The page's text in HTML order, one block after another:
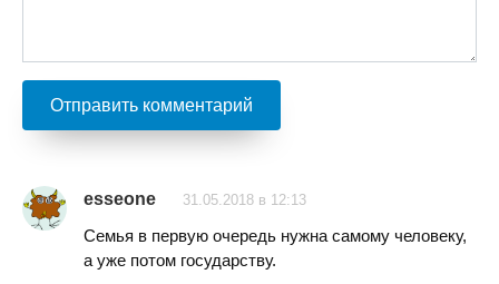
esseone 31.05.2018 в 12:13
Семья в первую очередь нужна самому человеку,
а уже потом государству.